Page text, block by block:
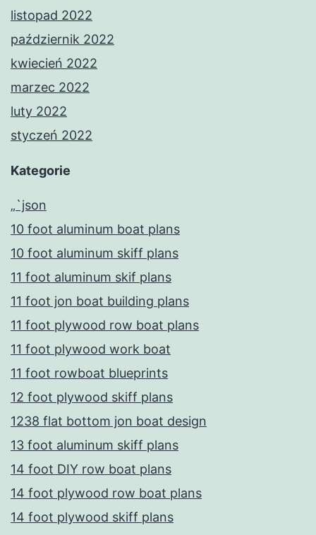
listopad 2022
październik 2022
kwiecień 2022
marzec 2022
luty 2022
styczeń 2022
Kategorie
„`json
10 foot aluminum boat plans
10 foot aluminum skiff plans
11 foot aluminum skif plans
11 foot jon boat building plans
11 foot plywood row boat plans
11 foot plywood work boat
11 foot rowboat blueprints
12 foot plywood skiff plans
1238 flat bottom jon boat design
13 foot aluminum skiff plans
14 foot DIY row boat plans
14 foot plywood row boat plans
14 foot plywood skiff plans